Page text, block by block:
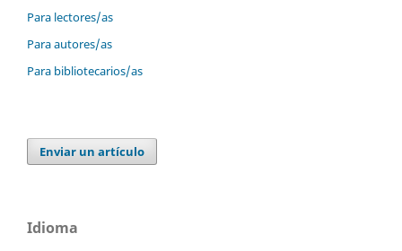
Para lectores/as
Para autores/as
Para bibliotecarios/as
Enviar un artículo
Idioma